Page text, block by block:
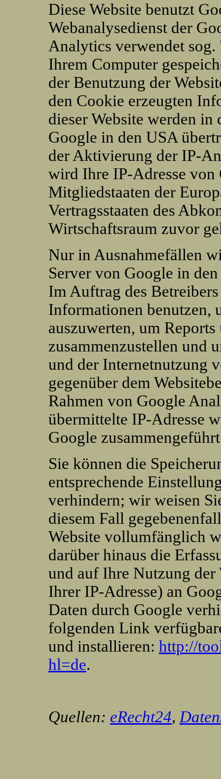
Diese Website benutzt
Webanalysedienst der
Analytics verwendet
Ihrem Computer
der Benutzung der
den Cookie erzeugten
dieser Website werden in
Google in den USA
der Aktivierung der IP-
wird Ihre IP-Adresse
Mitgliedstaaten der
Vertragsstaaten des
Wirtschaftsraum zuvor
Nur in Ausnahmefällen
Server von Google in
Im Auftrag des
Informationen benutzen,
auszuwerten, um
zusammenzustellen und
und der Internetnutzung
gegenüber dem
Rahmen von Google
übermittelte IP-Adresse
Google
Sie können die
entsprechende
verhindern; wir weisen
diesem Fall
Website vollumfänglich
darüber hinaus die
und auf Ihre Nutzung der
Ihrer IP-Adresse) an
Daten durch Google
folgenden Link
und installieren: http://
hl=de.
Quellen: eRecht24,